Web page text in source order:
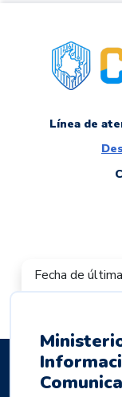
link a colCERT
Línea de
Fecha de